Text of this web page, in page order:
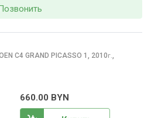
C4 GRAND PICASSO 1, 2010г.,
660.00 BYN